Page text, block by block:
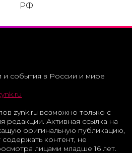
РФ
события в России и мире
zynk.ru возможно только с
редакции. Активная ссылка на
оригинальную публикацию,
контент, не
лицами младше 16 лет.